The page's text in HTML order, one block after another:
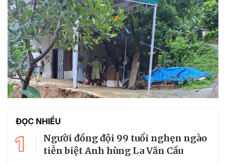
ĐỌC NHIỀU
1
Người đồng đội 99 tuổi nghẹn ngào
tiễn biệt Anh hùng La Văn Cầu